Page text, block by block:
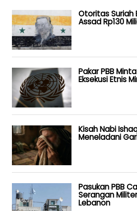
Otoritas Suriah
Assad Rp130
Pakar PBB
Eksekusi Etnis
Kisah Nabi
Meneladani
Pasukan PBB
Serangan
Lebanon